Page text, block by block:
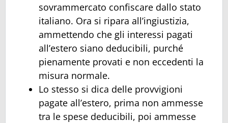
sovrammercato confiscare dallo stato
italiano. Ora si ripara all’ingiustizia,
ammettendo che gli interessi pagati
all’estero siano deducibili, purché
pienamente provati e non eccedenti la
misura normale.
Lo stesso si dica delle provvigioni
pagate all’estero, prima non ammesse
tra le spese deducibili, poi ammesse